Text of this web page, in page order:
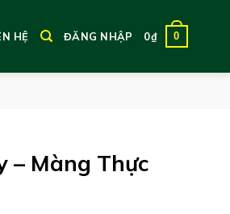
HỆ ĐĂNG NHẬP 0₫ 0
– Màng Thực